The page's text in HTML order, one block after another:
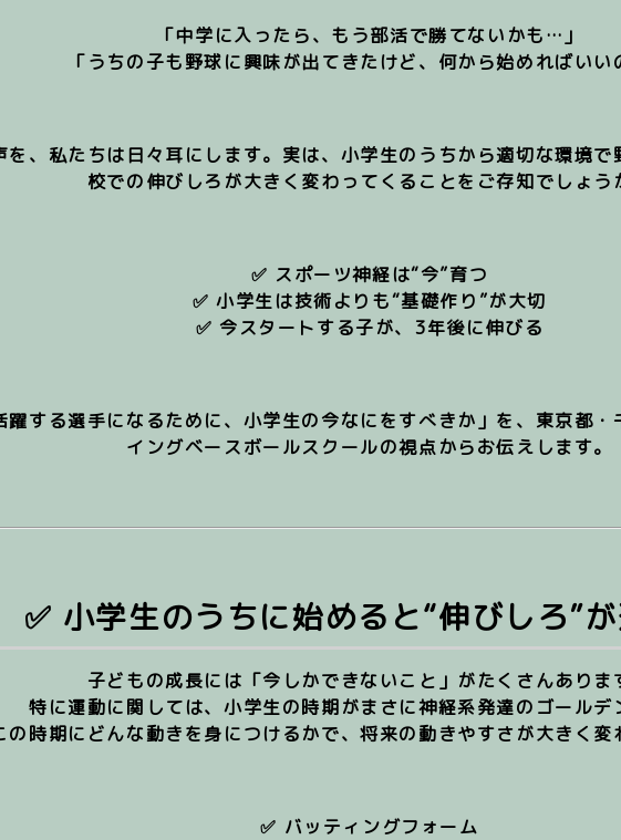
「中学に入ったら、もう部活で勝てないかも…」
「うちの子も野球に興味が出てきたけど、何から始めればいい
、私たちは日々耳にします。実は、小学生のうちから適切な環境で
校での伸びしろが大きく変わってくる ことをご存知でしょう
✅ スポーツ神経は“今”育つ
✅ 小学生は技術よりも“基礎作り”が大切
✅ 今スタートする子が、3年後に伸びる
躍する選手になるために、小学生の今なにをすべきか」を、東京都
イングベースボールスクールの視点からお伝えします。
✅ 小学生のうちに始めると“伸びしろ”が
子どもの成長には「今しかできないこと」がたくさんありま
特に運動に関しては、小学生の時期がまさに神経系発達のゴールデ
の時期にどんな動きを身につけるかで、将来の動きやすさが大きく変
✅ バッティングフォーム